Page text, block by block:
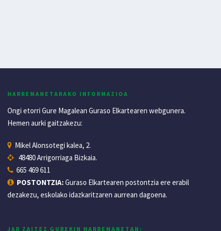
HARREMANETARAKO INFORMAZIOA
Ongi etorri Gure Magalean Guraso Elkartearen webgunera.
Hemen aurki gaitzakezu:
Mikel Alonsotegi kalea, 2.
48480 Arrigorriaga Bizkaia.
665 469 611
POSTONTZIA:Guraso Elkartearen postontzia ere erabil
dezakezu, eskolako idazkaritzaren aurrean dagoena.
JAR ZAITEZ GUREKIN HARREMANETAN: